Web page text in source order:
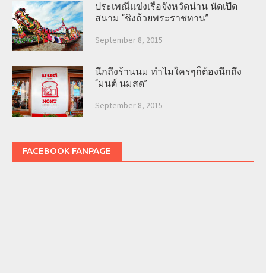
ประเพณีแข่งเรือจังหวัดน่าน นัดเปิด
สนาม “ชิงถ้วยพระราชทาน”
September 8, 2015
นึกถึงร้านนม ทำไมใครๆก็ต้องนึกถึง
“มนต์ นมสด”
September 8, 2015
FACEBOOK FANPAGE